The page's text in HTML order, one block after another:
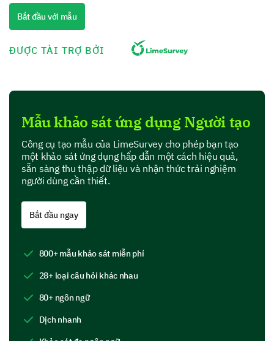
Sử dụng hàng ngày và tính năng
bao nhiêu lần?
Hàng ngày Hàng tuần
Hàng tháng
Hiếm khi
Bạn đã sử dụng các tính năng sau của ứng dụng
chúng tôi chưa?
Bắt đầu với mẫu
ĐƯỢC TÀI TRỢ BỞI
Mẫu khảo sát ứng dụng Người tạo
Công cụ tạo mẫu của LimeSurvey cho phép bạn tạo
một khảo sát ứng dụng hấp dẫn một cách hiệu quả,
sẵn sàng thu thập dữ liệu và nhận thức trải nghiệm
người dùng cần thiết.
Bắt đầu ngay
800+ mẫu khảo sát miễn phí
28+ loại câu hỏi khác nhau
80+ ngôn ngữ
Dịch nhanh